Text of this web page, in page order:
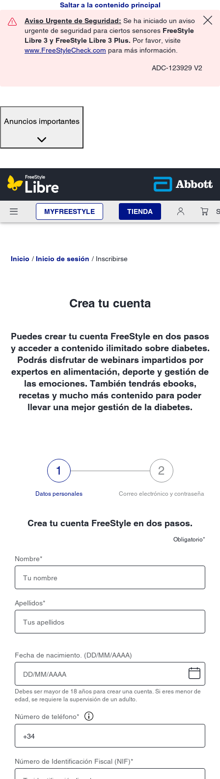
Saltar a la contenido principal
Aviso Urgente de Seguridad: Se ha iniciado un aviso
urgente de seguridad para ciertos sensores FreeStyle
Libre 3 y FreeStyle Libre 3 Plus. Por favor, visite
www.FreeStyleCheck.com para más información.
ADC-123929 V2
Anuncios importantes
MYFREESTYLE TIENDA
Inicio Inicio de sesión Inscribirse
Crea tu cuenta
Puedes crear tu cuenta FreeStyle en dos pasos
y acceder a contenido ilimitado sobre diabetes.
Podrás disfrutar de webinars impartidos por
expertos en alimentación, deporte y gestión de
las emociones. También tendrás ebooks,
recetas y mucho más contenido para poder
llevar una mejor gestión de la diabetes.
paso 1 de 2:Datos personales,actual
Datos personales
paso 2 de 2:
Correo electrónico y contraseña
Crea tu cuenta FreeStyle en dos pasos.
Obligatorio*
Nombre*
Apellidos*
Fecha de nacimiento. (DD/MM/AAAA)
Debes ser mayor de 18 años para crear una cuenta. Si eres menor de
edad, se requiere la supervisión de un adulto.
Número de teléfono*
Número de Identificación Fiscal (NIF)*